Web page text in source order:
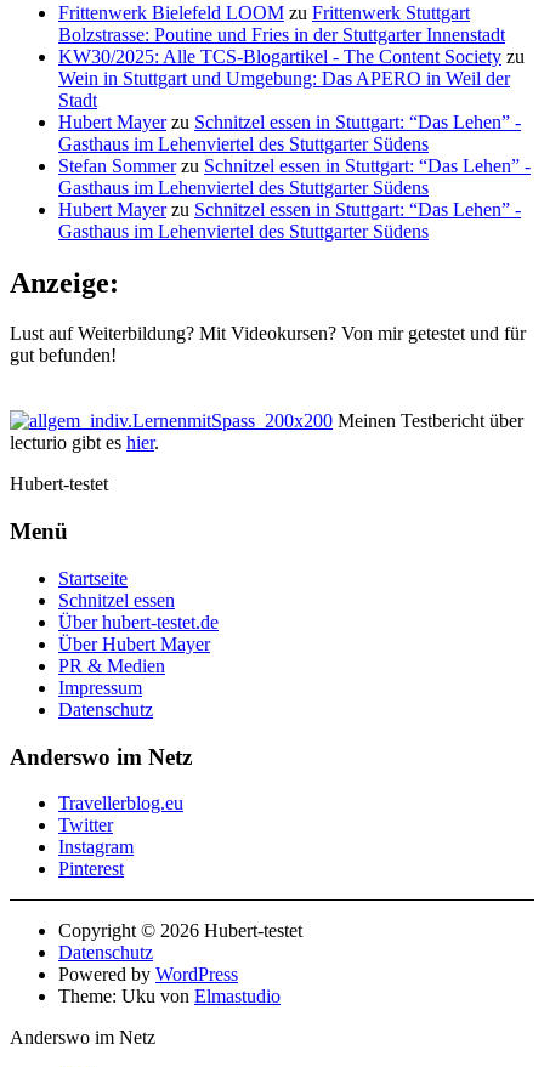
Frittenwerk Bielefeld LOOM zu Frittenwerk Stuttgart
Bolzstrasse: Poutine und Fries in der Stuttgarter Innenstadt
KW30/2025: Alle TCS-Blogartikel - The Content Society zu
Wein in Stuttgart und Umgebung: Das APERO in Weil der
Stadt
Hubert Mayerzu Schnitzel essen in Stuttgart: “Das Lehen” -
Gasthaus im Lehenviertel des Stuttgarter Südens
Stefan Sommerzu Schnitzel essen in Stuttgart: “Das Lehen” -
Gasthaus im Lehenviertel des Stuttgarter Südens
Hubert Mayerzu Schnitzel essen in Stuttgart: “Das Lehen” -
Gasthaus im Lehenviertel des Stuttgarter Südens
Anzeige:
Lust auf Weiterbildung? Mit Videokursen? Von mir getestet und für
gut befunden!
Meinen Testbericht über
lecturio gibt es hier.
Hubert-testet
Menü
Startseite
Schnitzel essen
Über hubert-testet.de
Über Hubert Mayer
PR & Medien
Impressum
Datenschutz
Anderswo im Netz
Travellerblog.eu
Twitter
Instagram
Pinterest
Copyright © 2026 Hubert-testet
Datenschutz
Powered by WordPress
Theme: Uku von Elmastudio
Anderswo im Netz